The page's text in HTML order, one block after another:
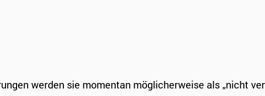
werden sie momentan möglicherweise als „nicht